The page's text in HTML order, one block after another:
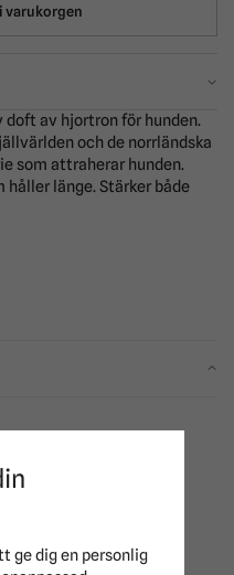
varukorgen
av hjortron för hunden.
och de norrländska
som attraherar hunden.
håller länge. Stärker både
ge dig en personlig